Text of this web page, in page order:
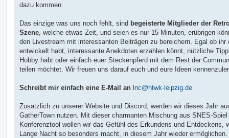
dazu kommen.
​Das einzige was uns noch fehlt, sind begeisterte Mitglieder der
Szene , welche etwas Zeit, und seien es nur 15 Minuten, erübrigen
den Livestream mit interessanten Beiträgen zu bereichern. Egal ob ihr
entwickelt habt, interessante Anekdoten erzählen könnt, nützliche
Hobby habt oder einfach euer Steckenpferd mit dem Rest der
teilen möchtet. Wir freuen uns darauf euch und eure Ideen
​Schreibt mir einfach eine E-Mail an lnc@htwk-leipzig.de
​Zusätzlich zu unserer Website und Discord, werden wir dieses Jahr
GatherTown nutzen. Mit dieser charmanten Mischung aus SNES-Spiel
Konferenztool wollen wir das Gefühl des Erkundens und Entdeckens,
Lange Nacht so besonders macht, in diesem Jahr wieder